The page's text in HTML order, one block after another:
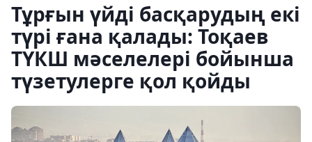
Тұрғын үйді басқарудың екі
түрі ғана қалады: Тоқаев
ТҮКШ мәселелері бойынша
түзетулерге қол қойды